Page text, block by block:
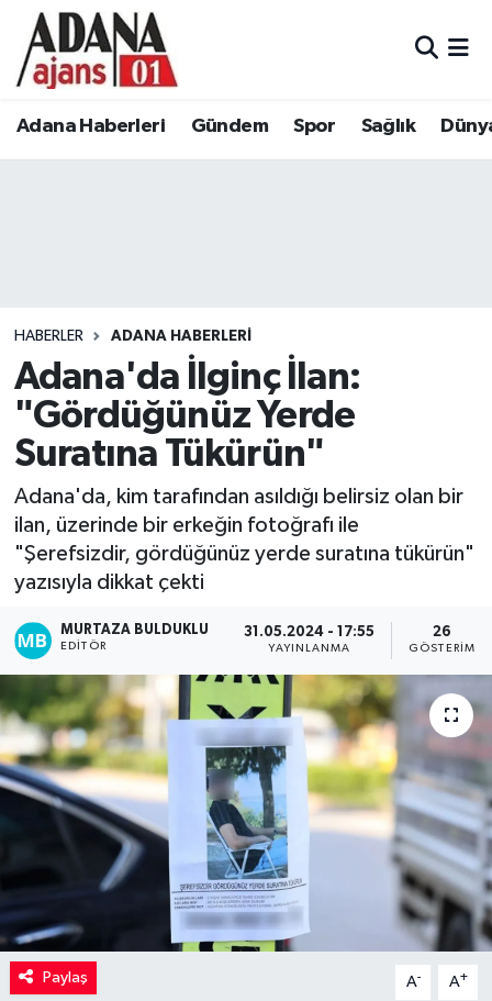
Adana Haberleri Gündem Spor Sağlık
HABERLER ADANA HABERLERI
Adana'da İlginç İlan:
"Gördüğünüz Yerde
Suratına Tükürün"
Adana'da, kim tarafından asıldığı belirsiz olan bir
ilan, üzerinde bir erkeğin fotoğrafı ile
"Şerefsizdir, gördüğünüz yerde suratına tükürün"
yazısıyla dikkat çekti
MURTAZA BULDUKLU
EDITÖR
31.05.2024 - 17:55
YAYINLANMA
26
GÖSTERIM
Paylaş A- A+
Adana Haberleri
Eğitim
Siyaset
Kadın
Magazin
Yaşam
Adana Nöbetçi Eczaneler
Tüm Manşetler
Son Dakika Haberleri